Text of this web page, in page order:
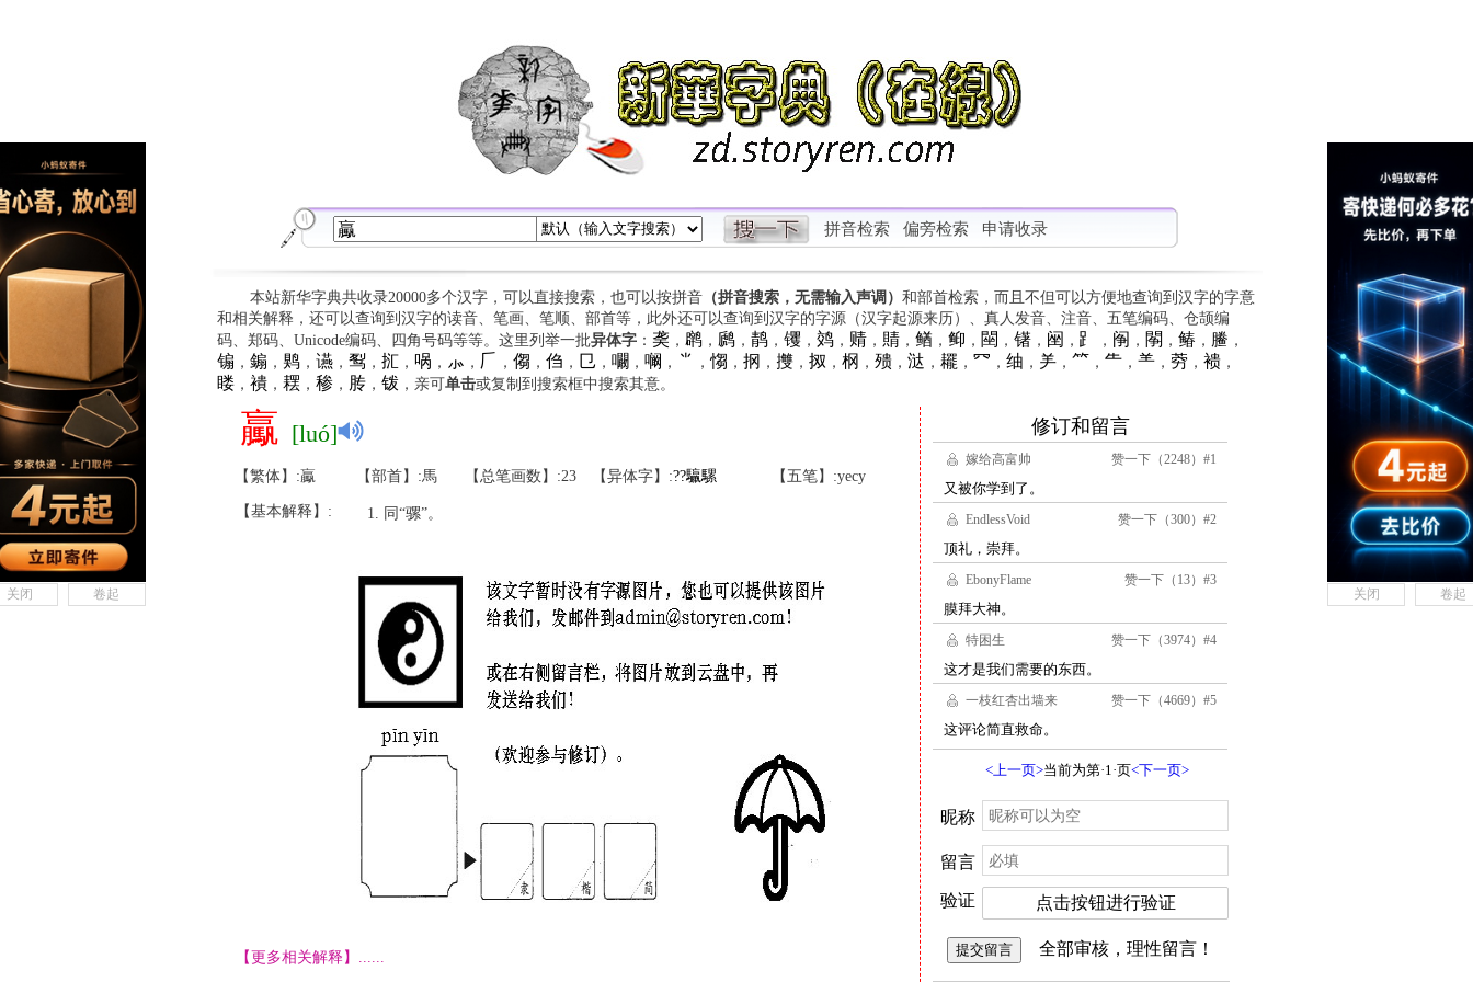
拼音检索 偏旁检索 申请收录
本站新华字典共收录20000多个汉字，可以直接搜索，也可以按拼音（拼音搜索，无需输入声调） 和部首检索，而且不但可以方便地查询到汉字的字意
和相关解释，还可以查询到汉字的读音、笔画、笔顺、部首等，此外还可以查询到汉字的字源（汉字起源来历）、真人发音、注音、五笔编码、仓颉编
码、郑码、Unicode编码、四角号码等等。这里列举一批异体字： 䶮 ， 䴙， 䴘， 䴖， 䦆， 䴔， 䞍， 䝼， 䲡 ， 䲟 ， 䦟 ， 䦃， 䦷 ， ⻊ ， 䦶 ， 䦛 ， 䲠 ， 䲢 ，
䦂 ， 䥇 ， 䴗， 䜩， 䴕， 㧟 ， 㖞 ， ⺗ ， 𠂆 ， 㑳 ， 㑇 ， 㔾 ， 㘚 ， 㘎 ， ⺌ ， 㥮 ， 㧏 ， 㩳， 㧐 ， 㭎 ， 㱮， 㳠 ， 䎱 ， ⺳ ， 䌷 ， ⺶， ⺮ ， ⺧， ⺷， 䓖， 䙌，
䁖， 䙡， 䎬 ， 䅟， 䏝， 䥽，亲可单击或复制到搜索框中搜索其意。
驘 [luó]
【繁体】:驘 【部首】:馬 【总笔画数】:23 【异体字】:??䯁騾 【五笔】:yecy
【基本解释】: 同“骡”。
【更多相关解释】......
关闭 卷起 关闭 卷起